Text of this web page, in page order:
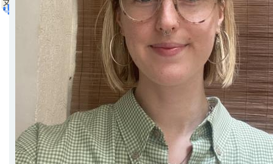
Orijinalini göster